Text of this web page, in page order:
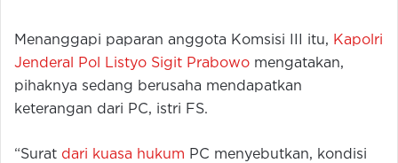
Menanggapi paparan anggota Komsisi III itu, Kapolri
Jenderal Pol Listyo Sigit Prabowo mengatakan,
pihaknya sedang berusaha mendapatkan
keterangan dari PC, istri FS.
“Surat dari kuasa hukum PC menyebutkan, kondisi